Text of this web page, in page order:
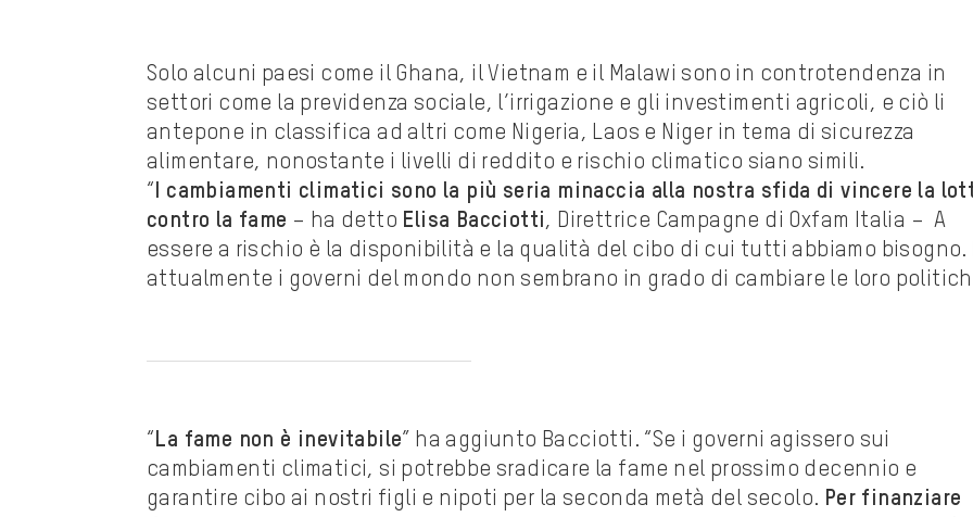
Solo alcuni paesi come il Ghana, il Vietnam e il Malawi sono in controtendenza in
settori come la previdenza sociale, l’irrigazione e gli investimenti agricoli, e ciò li
antepone in classifica ad altri come Nigeria, Laos e Niger in tema di sicurezza
alimentare, nonostante i livelli di reddito e rischio climatico siano simili.
“ I cambiamenti climatici sono la più seria minaccia alla nostra sfida di vincere la
contro la fame – ha detto Elisa Bacciotti, Direttrice Campagne di Oxfam Italia – A
essere a rischio è la disponibilità e la qualità del cibo di cui tutti abbiamo bisogno.
attualmente i governi del mondo non sembrano in grado di cambiare le loro
“ La fame non è inevitabile” ha aggiunto Bacciotti. “Se i governi agissero sui
cambiamenti climatici, si potrebbe sradicare la fame nel prossimo decennio e
garantire cibo ai nostri figli e nipoti per la seconda metà del secolo. Per finanziare